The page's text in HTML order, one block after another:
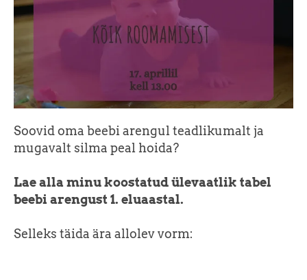
Soovid oma beebi arengul teadlikumalt ja
mugavalt silma peal hoida?
Lae alla minu koostatud ülevaatlik tabel
beebi arengust 1. eluaastal.
Selleks täida ära allolev vorm: